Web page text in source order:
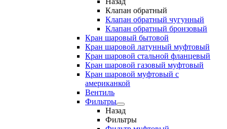
Клапан обратный
Клапан обратный чугунный
Клапан обратный бронзовый
Кран шаровый бытовой
Кран шаровой латунный муфтовый
Кран шаровой стальной фланцевый
Кран шаровой газовый муфтовый
Кран шаровой муфтовый с
американкой
Вентиль
Фильтры
Назад
Фильтры